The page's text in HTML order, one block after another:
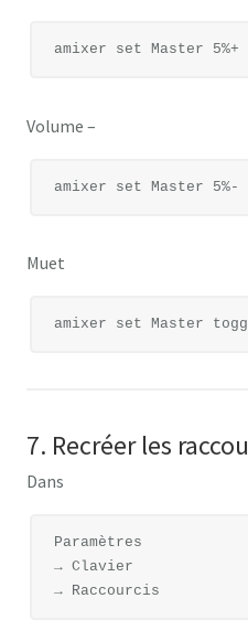
Volume –
Muet
7. Recréer les
Dans
Paramètres
→ Clavier